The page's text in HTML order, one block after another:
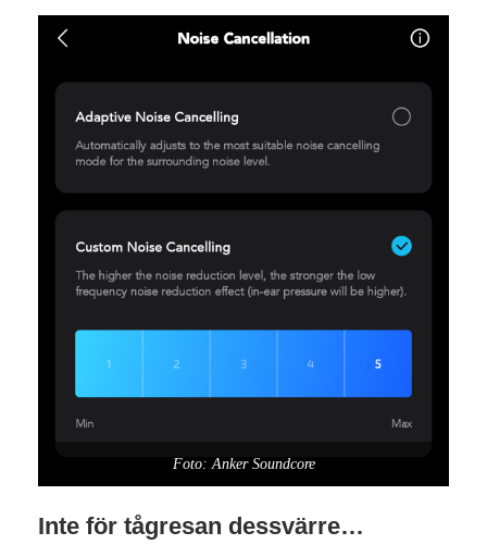
Foto: Anker Soundcore
Inte för tågresan dessvärre…